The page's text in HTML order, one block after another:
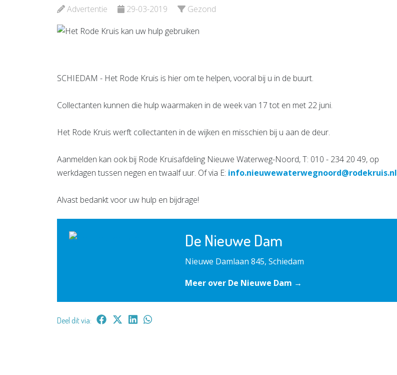
Advertentie 29-03-2019 Gezond
SCHIEDAM - Het Rode Kruis is hier om te helpen, vooral bij u in de buurt.
Collectanten kunnen die hulp waarmaken in de week van 17 tot en met 22 juni.
Het Rode Kruis werft collectanten in de wijken en misschien bij u aan de deur.
Aanmelden kan ook bij Rode Kruisafdeling Nieuwe Waterweg-Noord, T: 010 - 234 20 49, op
werkdagen tussen negen en twaalf uur. Of via E: info.nieuwewaterwegnoord@rodekruis.nl
Alvast bedankt voor uw hulp en bijdrage!
De Nieuwe Dam
Nieuwe Damlaan 845, Schiedam
Meer over De Nieuwe Dam →
Deel dit via:
Bekijk de pagina Bekijk de pagina